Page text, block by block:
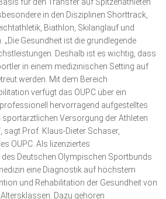
in den Disziplinen Shorttrack,
Biathlon, Skilanglauf und
Gesundheit ist die grundlegende
Deshalb ist es wichtig, dass
in einem medizinischen Setting auf
werden. Mit dem Bereich
verfügt das OUPC über ein
hervorragend aufgestelltes
Versorgung der Athleten
Prof. Klaus-Dieter Schaser,
OUPC. Als lizenziertes
Deutschen Olympischen Sportbunds
eine Diagnostik auf höchstem
und Rehabilitation der Gesundheit von
Dazu gehören